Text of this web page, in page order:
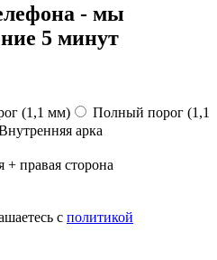
- мы
5 минут
(1,1 мм)
Полный порог (1,1
арка
+ правая сторона
с политикой